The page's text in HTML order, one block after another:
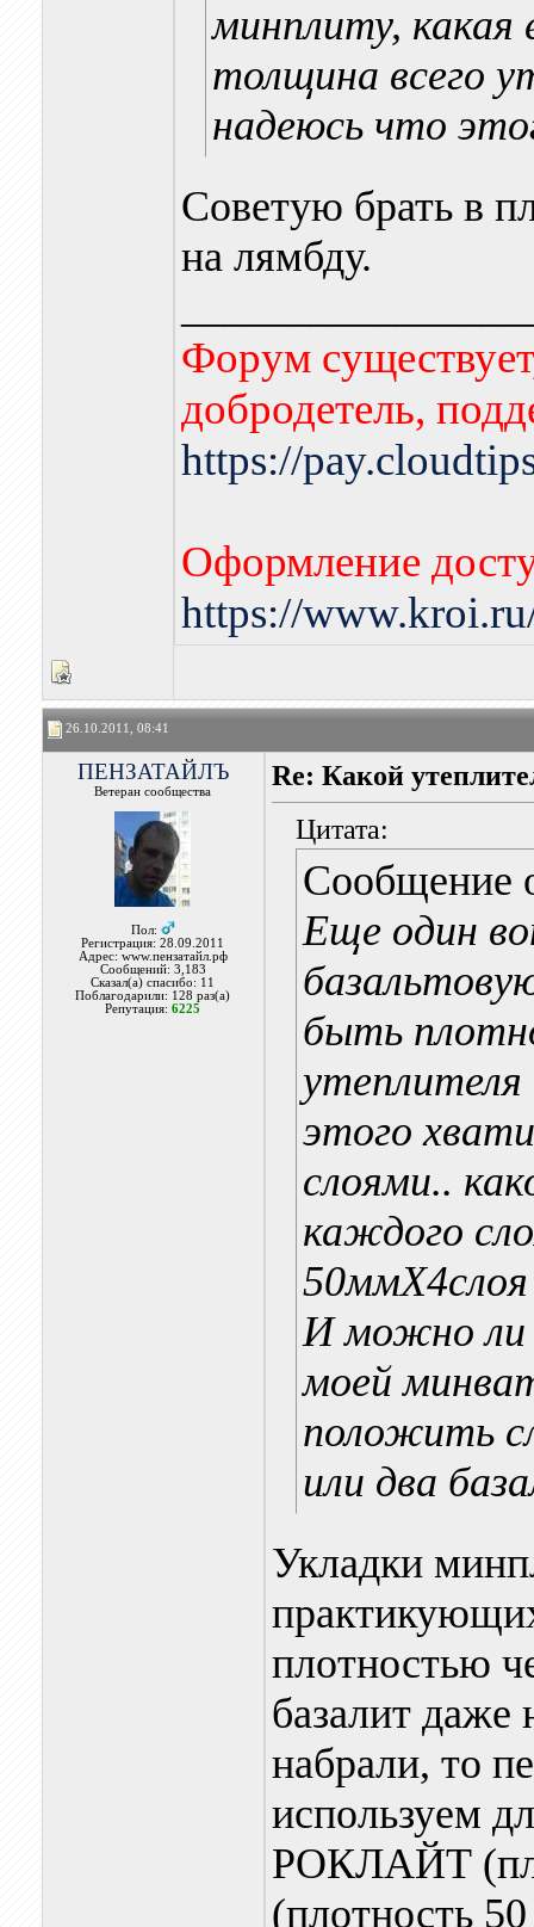
минплиту,
толщина всего
надеюсь что
Советую брать в
на лямбду.
Форум
добродетель,
https://
Оформление
https://
26.10.2011, 08:41
ПЕНЗАТАЙЛЪ
Ветеран сообщества
Пол:
Регистрация: 28.09.2011
Адрес: www.пензатайл.рф
Сообщений: 3,183
Сказал(а) спасибо: 11
Поблагодарили: 128 раз(а)
Репутация:6225
Re: Какой
Цитата:
Сообщение
Еще один
быть
этого
слоями..
каждого
И можно ли
моей
положить
или два
Укладки
плотностью
базалит даже
набрали, то
используем
РОКЛАЙТ
(плотность